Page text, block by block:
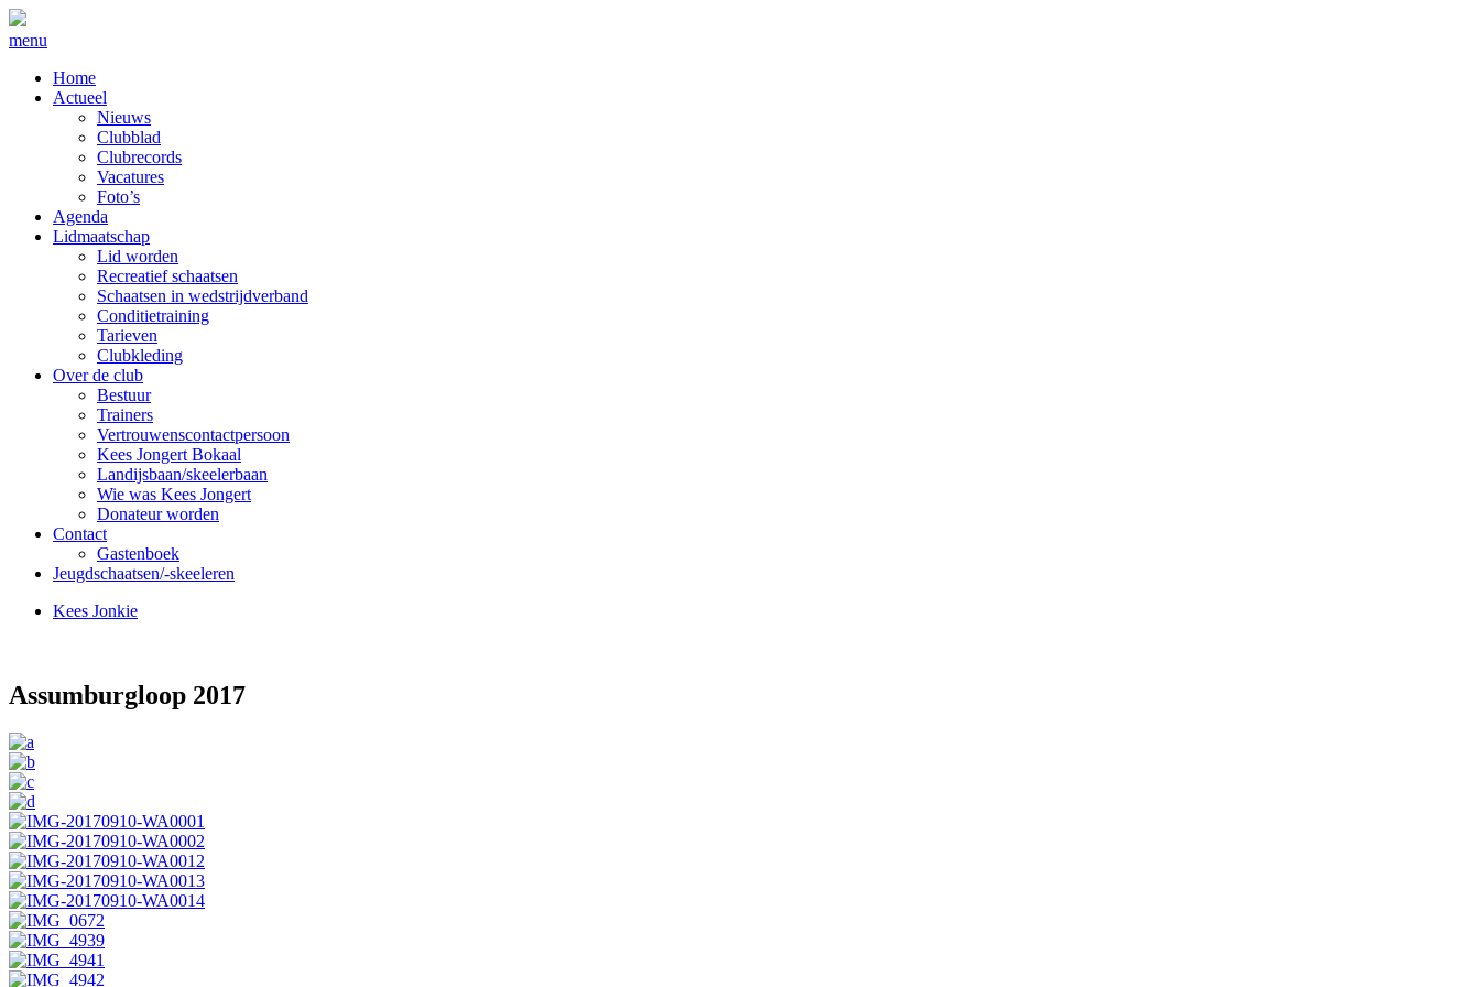
menu
Home
Actueel
Nieuws
Clubblad
Clubrecords
Vacatures
Foto’s
Agenda
Lidmaatschap
Lid worden
Recreatief schaatsen
Schaatsen in wedstrijdverband
Conditietraining
Tarieven
Clubkleding
Over de club
Bestuur
Trainers
Vertrouwenscontactpersoon
Kees Jongert Bokaal
Landijsbaan/skeelerbaan
Wie was Kees Jongert
Donateur worden
Contact
Gastenboek
Jeugdschaatsen/-skeeleren
Kees Jonkie
Assumburgloop 2017